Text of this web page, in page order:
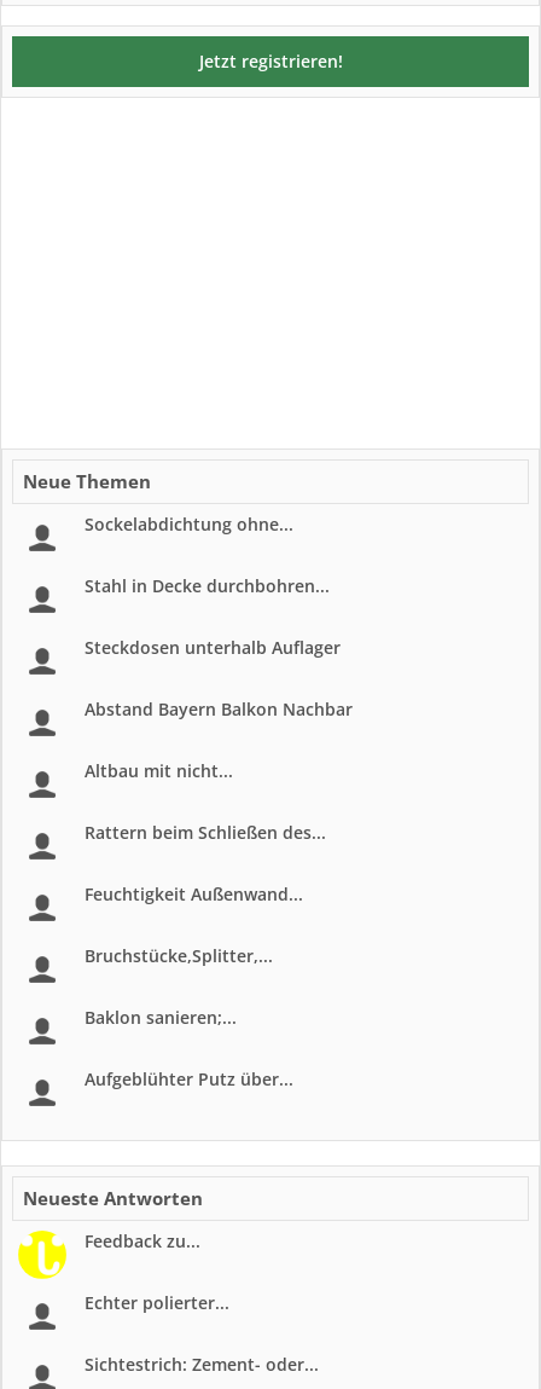
Jetzt registrieren!
Neue Themen
Sockelabdichtung ohne...
Stahl in Decke durchbohren...
Steckdosen unterhalb Auflager
Abstand Bayern Balkon Nachbar
Altbau mit nicht...
Rattern beim Schließen des...
Feuchtigkeit Außenwand...
Bruchstücke,Splitter,...
Baklon sanieren;...
Aufgeblühter Putz über...
Neueste Antworten
Feedback zu...
Echter polierter...
Sichtestrich: Zement- oder...